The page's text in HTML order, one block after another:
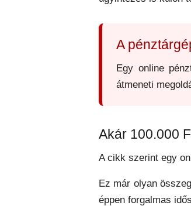
A
Egy online
átmeneti
Akár 100.000
A cikk szerint egy
Ez már olyan
éppen forgalmas